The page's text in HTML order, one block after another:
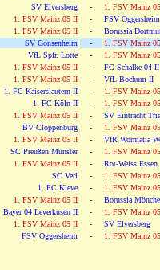
SV Elversberg - 1. FSV Mainz
1. FSV Mainz 05 II - FSV Oggersheim
1. FSV Mainz 05 II - Borussia
SV Gonsenheim - 1. FSV Mainz
VfL Spfr. Lotte - 1. FSV Mainz
1. FSV Mainz 05 II - FC Schalke 04 II
1. FSV Mainz 05 II - VfL Bochum II
1. FC Kaiserslautern II - 1. FSV Mainz
1. FC Köln II - 1. FSV Mainz
1. FSV Mainz 05 II - SV Eintracht
BV Cloppenburg - 1. FSV Mainz
1. FSV Mainz 05 II - VfR Wormatia
SC Preußen Münster - 1. FSV Mainz
1. FSV Mainz 05 II - Rot-Weiss Essen
SC Verl - 1. FSV Mainz
1. FC Kleve - 1. FSV Mainz
1. FSV Mainz 05 II - Borussia
Bayer 04 Leverkusen II - 1. FSV Mainz
1. FSV Mainz 05 II - SV Elversberg
FSV Oggersheim - 1. FSV Mainz